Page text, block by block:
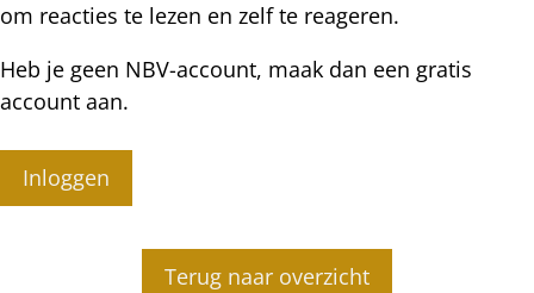
om reacties te lezen en zelf te reageren.
Heb je geen NBV-account, maak dan een gratis
account aan.
Inloggen
Terug naar overzicht